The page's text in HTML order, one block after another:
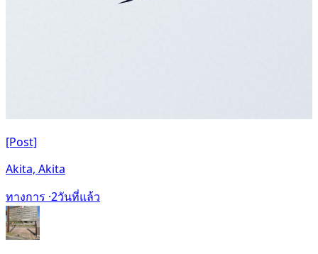
[Post]
Akita, Akita
ทางการ ·2วันที่แล้ว